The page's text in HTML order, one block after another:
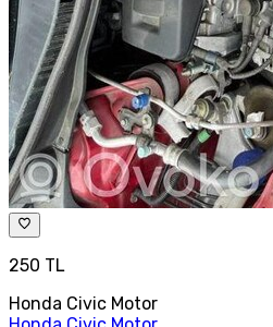
250 TL
Honda Civic Motor